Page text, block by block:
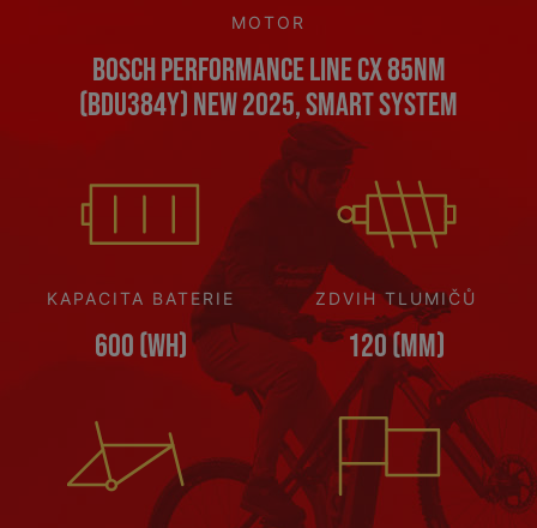
MOTOR
Bosch Performance Line CX 85Nm
(BDU384Y) NEW 2025, Smart System
KAPACITA BATERIE
600 (Wh)
ZDVIH TLUMIČŮ
120 (mm)